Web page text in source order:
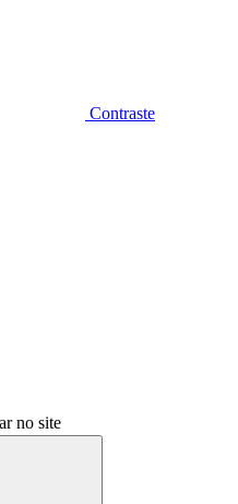
Contraste
no site